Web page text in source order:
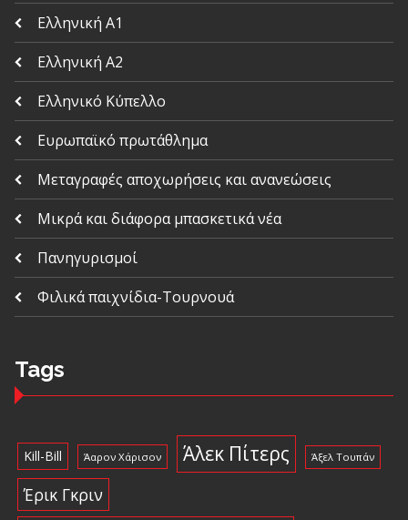
Ελληνική Α1
Ελληνική Α2
Ελληνικό Κύπελλο
Ευρωπαϊκό πρωτάθλημα
Μεταγραφές αποχωρήσεις και ανανεώσεις
Μικρά και διάφορα μπασκετικά νέα
Πανηγυρισμοί
Φιλικά παιχνίδια-Τουρνουά
Tags
Kill-Bill Άαρον Χάρισον Άλεκ Πίτερς Άξελ Τουπάν
Έρικ Γκριν